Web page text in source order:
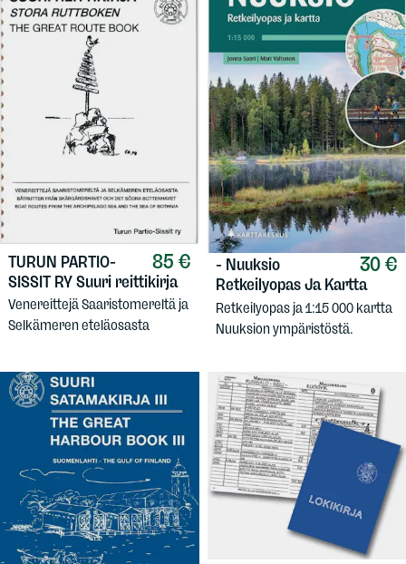
85 €
TURUN PARTIO-
SISSIT RYSuuri reittikirja
Venereittejä Saaristomereltä ja
Selkämeren eteläosasta
30 €
- Nuuksio
Retkeilyopas Ja Kartta
Retkeilyopas ja 1:15 000 kartta
Nuuksion ympäristöstä.